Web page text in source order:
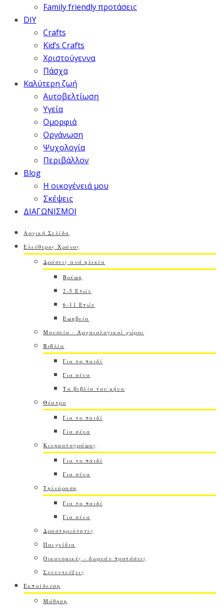
Family friendly προτάσεις
DIY
Crafts
Kid’s Crafts
Χριστούγεννα
Πάσχα
Καλύτερη ζωή
Αυτοβελτίωση
Υγεία
Ομορφιά
Οργάνωση
Ψυχολογία
Περιβάλλον
Blog
Η οικογένειά μου
Σκέψεις
ΔΙΑΓΩΝΙΣΜΟΙ
Αρχική Σελίδα
Ελεύθερος Χρόνος
Δράσεις ανά ηλικία
Βρέφη
2-5 Ετών
6-11 Ετών
Εφηβεία
Μουσεία - Αρχαιολογικοί χώροι
Βιβλία
Για το παιδί
Για σένα
Τα βιβλία του μήνα
Θέατρο
Για το παιδί
Για σένα
Κινηματογράφος
Για το παιδί
Για σένα
Τηλεόραση
Για το παιδί
Για σένα
Δραστηριότητες
Παιχνίδια
Οικονομικές - δωρεάν προτάσεις
Συνεντεύξεις
Εκπαίδευση
Μάθηση